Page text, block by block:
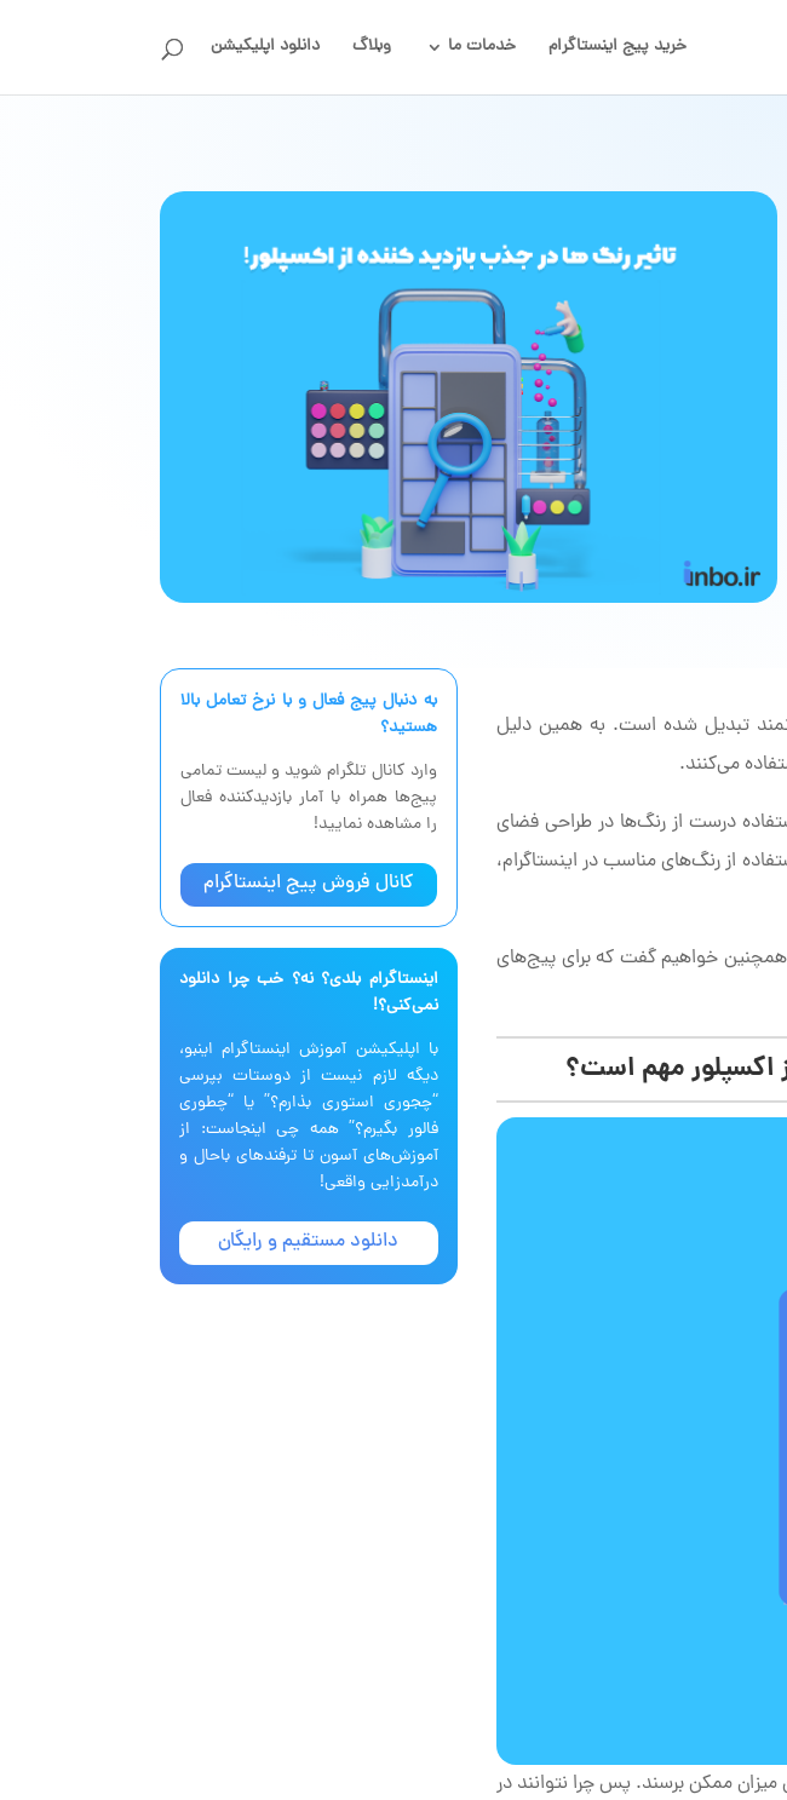
خرید پیج اینستاگرام خدمات ما وبلاگ دانلود اپلیکیشن
به دنبال پیج فعال‌ و با نرخ تعامل بالا
هستید؟
وارد کانال تلگرام شوید و لیست تمامی
پیج‌ها همراه با آمار بازدیدکننده فعال
را مشاهده نمایید!
کانال فروش پیج اینستاگرام
اینستاگرام بلدی؟ نه؟ خب چرا دانلود
نمی‌کنی؟!
با اپلیکیشن آموزش اینستاگرام اینبو،
دیگه لازم نیست از دوستات بپرسی
“چجوری استوری بذارم؟” یا “چطوری
فالور بگیرم؟” همه چی اینجاست: از
آموزش‌های آسون تا ترفندهای باحال و
درآمدزایی واقعی!
دانلود مستقیم و رایگان
تبدیل شده است. به همین دلیل
می‌کنند.
درست از رنگ‌ها در طراحی فضای
از رنگ‌های مناسب در اینستاگرام،
همچنین خواهیم گفت که برای پیج‌های
اکسپلور مهم است؟
میزان ممکن برسند. پس چرا نتوانند در